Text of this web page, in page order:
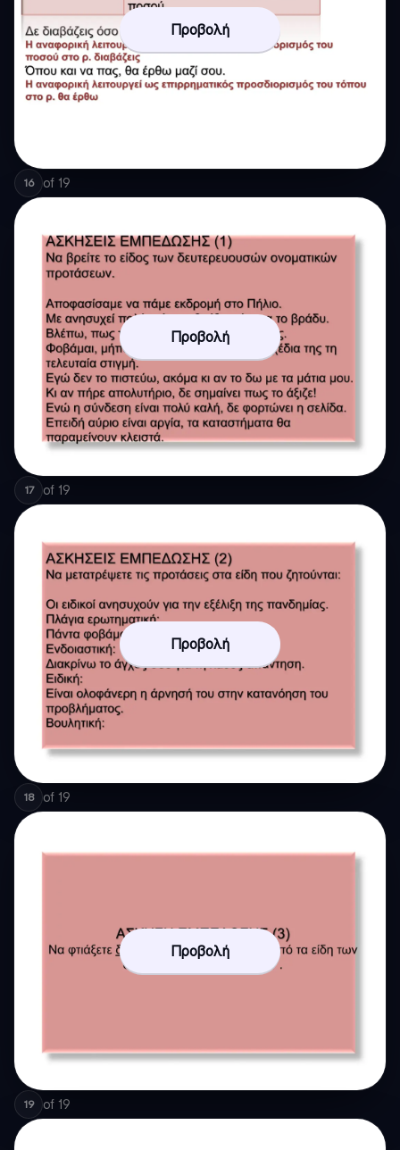
Προβολή
16 of 19
Προβολή
17 of 19
Προβολή
18 of 19
Προβολή
19 of 19